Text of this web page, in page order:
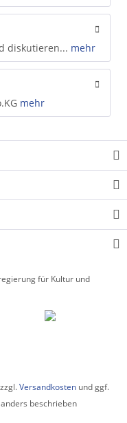
diskutieren... mehr
mehr
für Kultur und
Versandkosten und ggf.
beschrieben